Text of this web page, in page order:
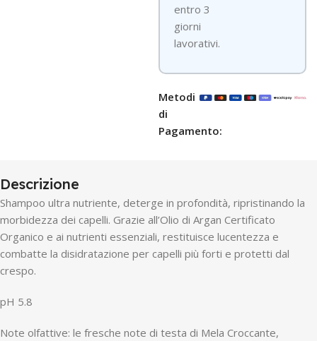
entro 3
giorni
lavorativi.
Metodi
di
Pagamento:
Descrizione
Shampoo ultra nutriente, deterge in profondità, ripristinando la
morbidezza dei capelli. Grazie all’Olio di Argan Certificato
Organico e ai nutrienti essenziali, restituisce lucentezza e
combatte la disidratazione per capelli più forti e protetti dal
crespo.
pH 5.8
Note olfattive: le fresche note di testa di Mela Croccante,